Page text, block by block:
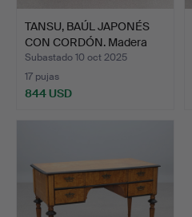
TANSU, BAÚL JAPONÉS
CON CORDÓN. Madera
teñ…
Subastado 10 oct 2025
17 pujas
844 USD